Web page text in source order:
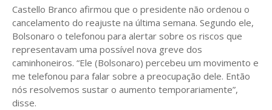
Castello Branco afirmou que o presidente não ordenou o
cancelamento do reajuste na última semana. Segundo ele,
Bolsonaro o telefonou para alertar sobre os riscos que
representavam uma possível nova greve dos
caminhoneiros. “Ele (Bolsonaro) percebeu um movimento e
me telefonou para falar sobre a preocupação dele. Então
nós resolvemos sustar o aumento temporariamente”,
disse.